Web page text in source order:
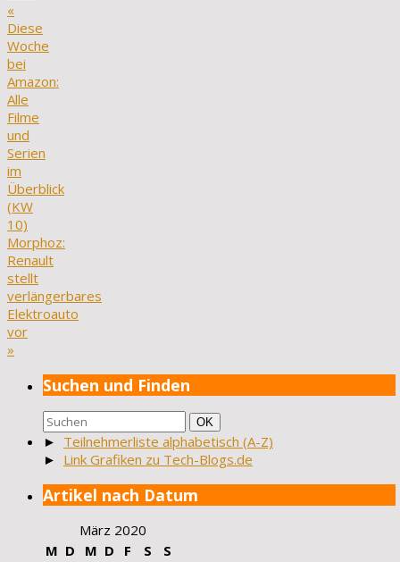
«
Diese
Woche
bei
Amazon:
Alle
Filme
und
Serien
im
Überblick
(KW
10)
Morphoz:
Renault
stellt
verlängerbares
Elektroauto
vor
»
Suchen und Finden
Suchen
nach:
Suchen
OK
► Teilnehmerliste alphabetisch (A-Z)
► Link Grafiken zu Tech-Blogs.de
Artikel nach Datum
März 2020
M D M D F S S